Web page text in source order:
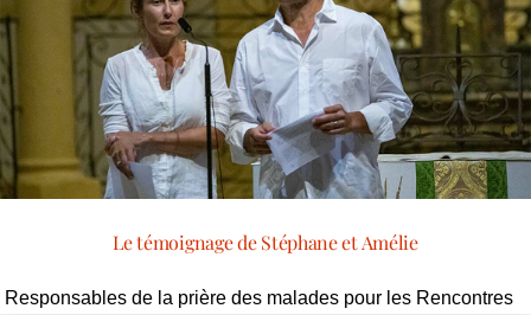
Le témoignage de Stéphane et Amélie
Responsables de la prière des malades pour les Rencontres